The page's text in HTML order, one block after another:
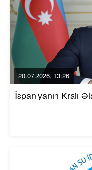
20.07.2026, 13:26
İspaniyanın Kralı